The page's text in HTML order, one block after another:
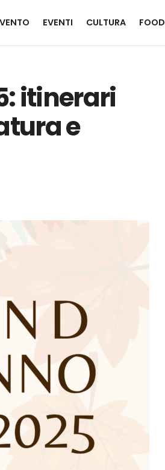
EVENTI CULTURA FOOD
itinerari
e